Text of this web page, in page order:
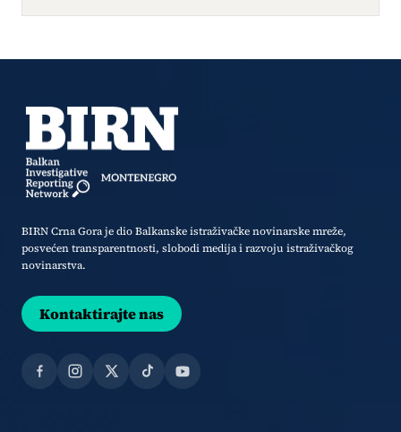
BIRN Crna Gora je dio Balkanske istraživačke novinarske mreže,
posvećen transparentnosti, slobodi medija i razvoju istraživačkog
novinarstva.
Kontaktirajte nas
Facebook
Instagram
X TikTokYouTube